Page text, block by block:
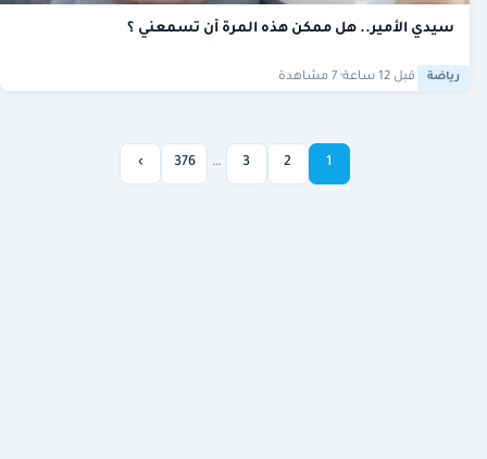
سيدي الأمير.. هل ممكن هذه المرة أن تسمعني ؟
رياضة قبل 12 ساعة · 7 مشاهدة
1
2
3
…
376
›